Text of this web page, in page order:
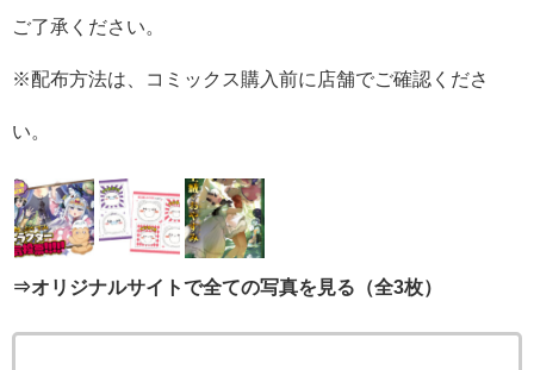
ご了承ください。
※配布方法は、コミックス購入前に店舗でご確認くださ
い。
⇒オリジナルサイトで全ての写真を見る（全3枚）